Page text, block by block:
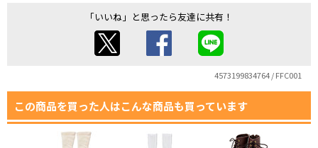
「いいね」と思ったら友達に共有！
4573199834764 / FFC001
この商品を買った人はこんな商品も買っています